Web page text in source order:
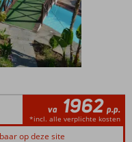
va 1962 p.p.
*incl. alle verplichte kosten
op deze site